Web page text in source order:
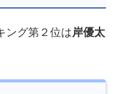
ング第２位は岸優太